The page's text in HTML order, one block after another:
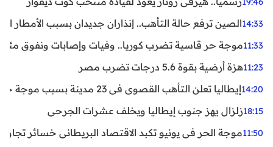
14:33الصين ترفع حالة التأهب.. إنذاران جديدان بسبب الأمطار
11:33موجة حر قاسية تضرب كوريا.. وفيات وإصابات ونفوق مئات
11:23هزة أرضية بقوة 5.6 درجات تضرب مصر
14:20إيطاليا تعلن التأهب القصوى في 23 مدينة بسبب موجة حر شديدة
18:15زلزال يهز جنوب إيطاليا ويخلف عشرات الجرحى
11:50موجة الحر في يونيو تكبد الاقتصاد البريطاني خسائر تجاوزت 1.5 مليار